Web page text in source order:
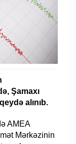
Şamaxı
alınıb.
AMEA
Mərkəzinin